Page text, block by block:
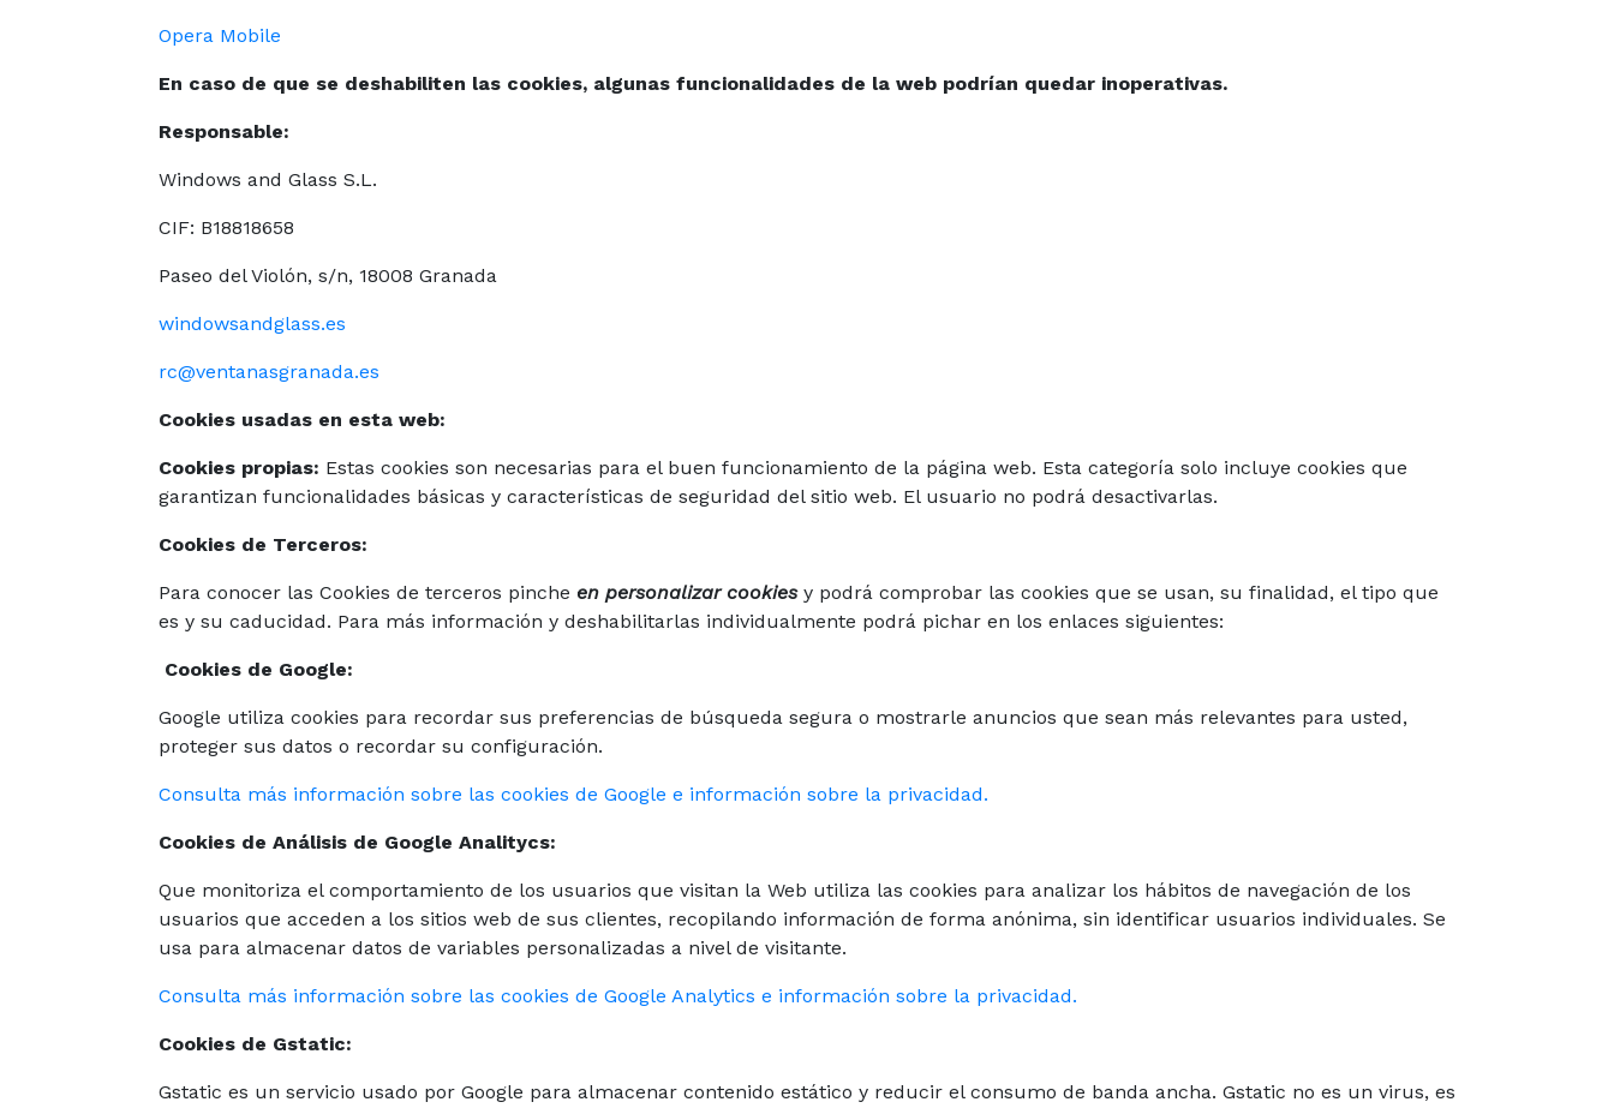
Opera Mobile
En caso de que se deshabiliten las cookies, algunas funcionalidades de la web podrían quedar inoperativas.
Responsable:
Windows and Glass S.L.
CIF: B18818658
Paseo del Violón, s/n, 18008 Granada
windowsandglass.es
rc@ventanasgranada.es
Cookies usadas en esta web:
Cookies propias: Estas cookies son necesarias para el buen funcionamiento de la página web. Esta categoría solo incluye cookies que
garantizan funcionalidades básicas y características de seguridad del sitio web. El usuario no podrá desactivarlas.
Cookies de Terceros:
Para conocer las Cookies de terceros pinche en personalizar cookiesy podrá comprobar las cookies que se usan, su finalidad, el tipo que
es y su caducidad. Para más información y deshabilitarlas individualmente podrá pichar en los enlaces siguientes:
Cookies de Google:
Google utiliza cookies para recordar sus preferencias de búsqueda segura o mostrarle anuncios que sean más relevantes para usted,
proteger sus datos o recordar su configuración.
Consulta más información sobre las cookies de Google e información sobre la privacidad.
Cookies de Análisis de Google Analitycs:
Que monitoriza el comportamiento de los usuarios que visitan la Web utiliza las cookies para analizar los hábitos de navegación de los
usuarios que acceden a los sitios web de sus clientes, recopilando información de forma anónima, sin identificar usuarios individuales. Se
usa para almacenar datos de variables personalizadas a nivel de visitante.
Consulta más información sobre las cookies de Google Analytics e información sobre la privacidad.
Cookies de Gstatic:
Gstatic es un servicio usado por Google para almacenar contenido estático y reducir el consumo de banda ancha. Gstatic no es un virus, es